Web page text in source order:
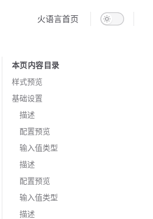
火语言首页
本页内容目录
Table of Contents for current page
样式预览
基础设置
描述
配置预览
输入值类型
描述
配置预览
输入值类型
描述